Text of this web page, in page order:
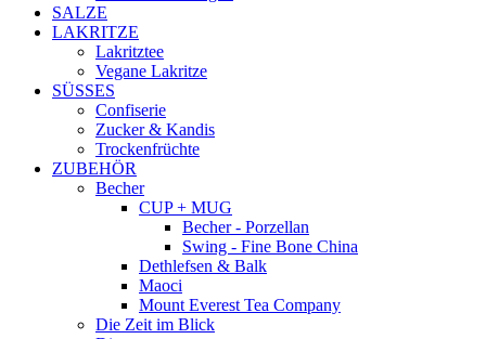
SALZE
LAKRITZE
Lakritztee
Vegane Lakritze
SÜSSES
Confiserie
Zucker & Kandis
Trockenfrüchte
ZUBEHÖR
Becher
CUP + MUG
Becher - Porzellan
Swing - Fine Bone China
Dethlefsen & Balk
Maoci
Mount Everest Tea Company
Die Zeit im Blick